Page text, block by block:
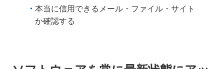
本当に信用できるメール・ファイル・サイト
か確認する